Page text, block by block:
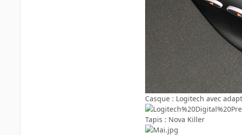
Casque : Logitech avec
Tapis : Nova Killer